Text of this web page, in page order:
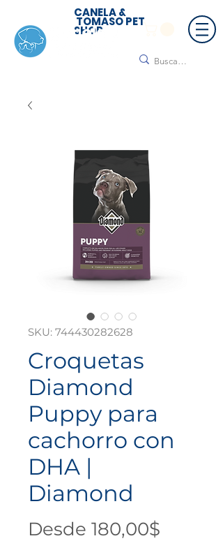
CANELA &
TOMASO PET
SHOP
SKU: 744430282628
Croquetas
Diamond
Puppy para
cachorro con
DHA |
Diamond
Desde 180,00$